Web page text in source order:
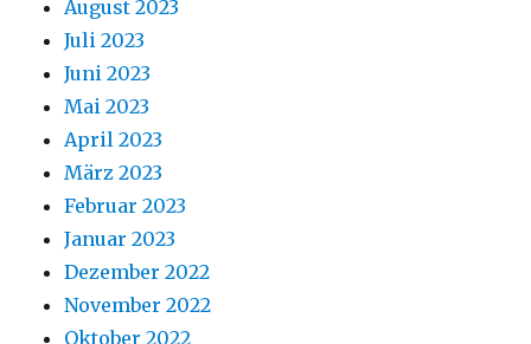
August 2023
Juli 2023
Juni 2023
Mai 2023
April 2023
März 2023
Februar 2023
Januar 2023
Dezember 2022
November 2022
Oktober 2022